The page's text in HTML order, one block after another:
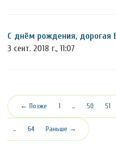
С днём рождения, дорогая
3 сент. 2018 г., 11:07
← Позже 1 … 50 51
… 64 Раньше →